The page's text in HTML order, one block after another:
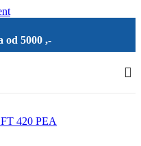
od 5000 ,-